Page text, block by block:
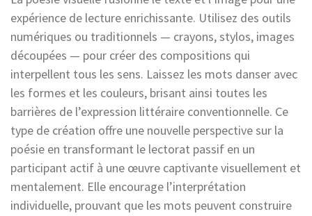
expérience de lecture enrichissante. Utilisez des outils
numériques ou traditionnels — crayons, stylos, images
découpées — pour créer des compositions qui
interpellent tous les sens. Laissez les mots danser avec
les formes et les couleurs, brisant ainsi toutes les
barrières de l’expression littéraire conventionnelle. Ce
type de création offre une nouvelle perspective sur la
poésie en transformant le lectorat passif en un
participant actif à une œuvre captivante visuellement et
mentalement. Elle encourage l’interprétation
individuelle, prouvant que les mots peuvent construire